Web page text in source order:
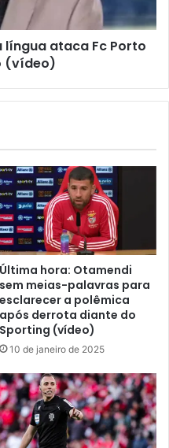
língua ataca Fc Porto
(vídeo)
Última hora: Otamendi
sem meias-palavras para
esclarecer a polêmica
após derrota diante do
Sporting (vídeo)
10 de janeiro de 2025